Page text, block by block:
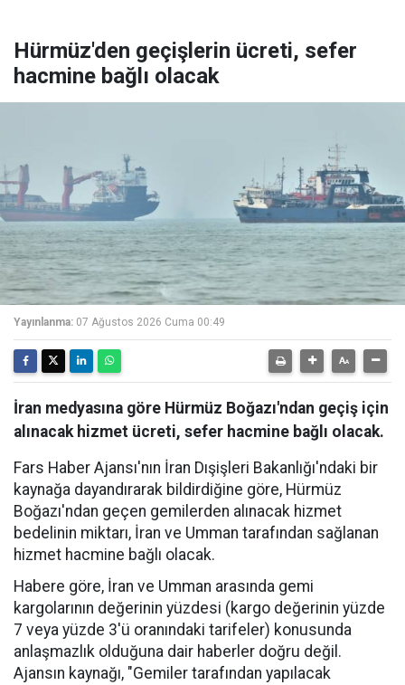
Hürmüz'den geçişlerin ücreti, sefer
hacmine bağlı olacak
Yayınlanma: 07 Ağustos 2026 Cuma 00:49
İran medyasına göre Hürmüz Boğazı'ndan geçiş için
alınacak hizmet ücreti, sefer hacmine bağlı olacak.
Fars Haber Ajansı'nın İran Dışişleri Bakanlığı'ndaki bir
kaynağa dayandırarak bildirdiğine göre, Hürmüz
Boğazı'ndan geçen gemilerden alınacak hizmet
bedelinin miktarı, İran ve Umman tarafından sağlanan
hizmet hacmine bağlı olacak.
Habere göre, İran ve Umman arasında gemi
kargolarının değerinin yüzdesi (kargo değerinin yüzde
7 veya yüzde 3'ü oranındaki tarifeler) konusunda
anlaşmazlık olduğuna dair haberler doğru değil.
Ajansın kaynağı, "Gemiler tarafından yapılacak